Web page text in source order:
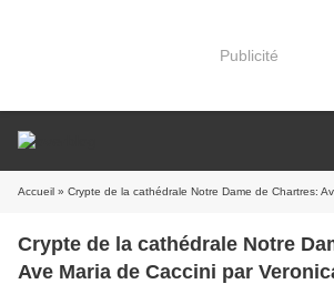
Publicité
Accueil » Crypte de la cathédrale Notre Dame de Chartres: Ave Maria
Crypte de la cathédrale Notre
Ave Maria de Caccini par